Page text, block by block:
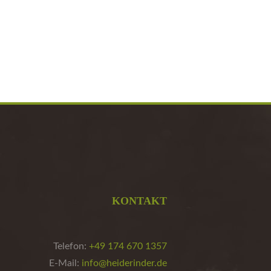
KONTAKT
Telefon: +49 174 670 1357
E-Mail: info@heiderinder.de